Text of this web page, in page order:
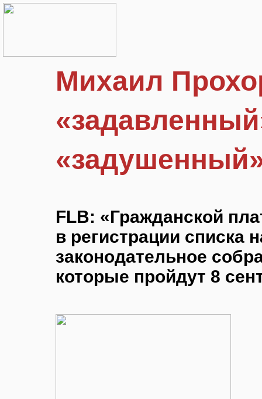
Михаил
FLB: «Гражданской
в регистрации списка
законодательное
которые пройдут 8